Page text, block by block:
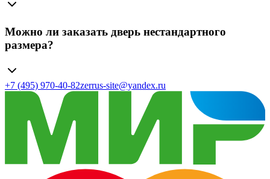
Можно ли заказать дверь нестандартного
размера?
+7 (495) 970-40-82zerrus-site@yandex.ru